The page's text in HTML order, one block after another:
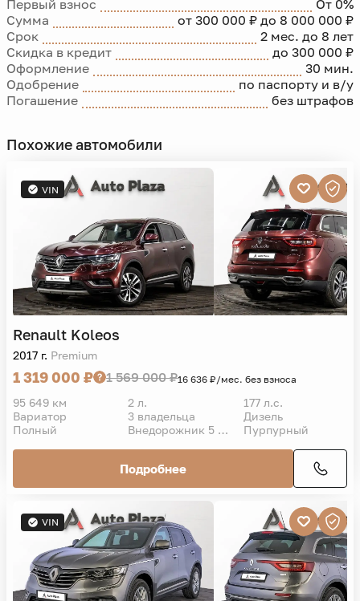
Первый взнос
От 0%
Сумма
от 300 000 ₽ до 8 000 000 ₽
Срок
2 мес. до 8 лет
Скидка в кредит
до 300 000 ₽
Оформление
30 мин.
Одобрение
по паспорту и в/у
Погашение
без штрафов
Похожие автомобили
VIN
Renault Koleos
2017 г. Premium
1 319 000 ₽ 1 569 000 ₽16 636 ₽/мес. без взноса
95 649 км 2 л.
177 л.с.
Вариатор
3 владельца
Дизель
Полный
Внедорожник 5 дв. Пурпурный
Подробнее
VIN